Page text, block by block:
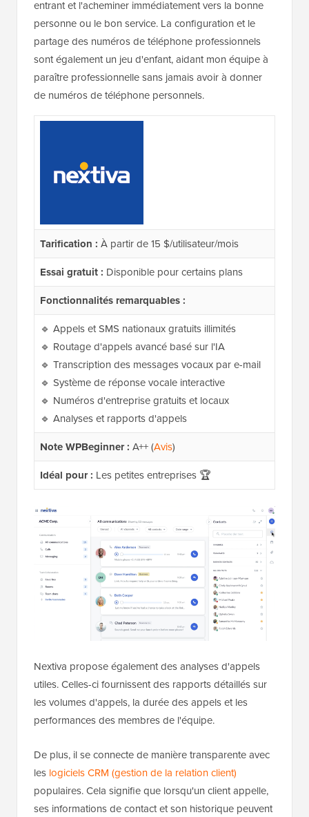
entrant et l'acheminer immédiatement vers la bonne
personne ou le bon service. La configuration et le
partage des numéros de téléphone professionnels
sont également un jeu d'enfant, aidant mon équipe à
paraître professionnelle sans jamais avoir à donner
de numéros de téléphone personnels.
Tarification : À partir de 15 $/utilisateur/mois
Essai gratuit : Disponible pour certains plans
Fonctionnalités remarquables :
🔹 Appels et SMS nationaux gratuits illimités
🔹 Routage d'appels avancé basé sur l'IA
🔹 Transcription des messages vocaux par e-mail
🔹 Système de réponse vocale interactive
🔹 Numéros d'entreprise gratuits et locaux
🔹 Analyses et rapports d'appels
Note WPBeginner : A++ (Avis)
Idéal pour : Les petites entreprises 🏆
Nextiva propose également des analyses d'appels
utiles. Celles-ci fournissent des rapports détaillés sur
les volumes d'appels, la durée des appels et les
performances des membres de l'équipe.
De plus, il se connecte de manière transparente avec
les logiciels CRM (gestion de la relation client)
populaires. Cela signifie que lorsqu'un client appelle,
ses informations de contact et son historique peuvent